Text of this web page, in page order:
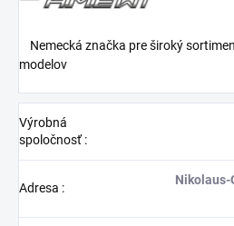
Nemecká značka pre široký
modelov
Výrobná
spoločnosť:
Adresa :
Nikolaus-